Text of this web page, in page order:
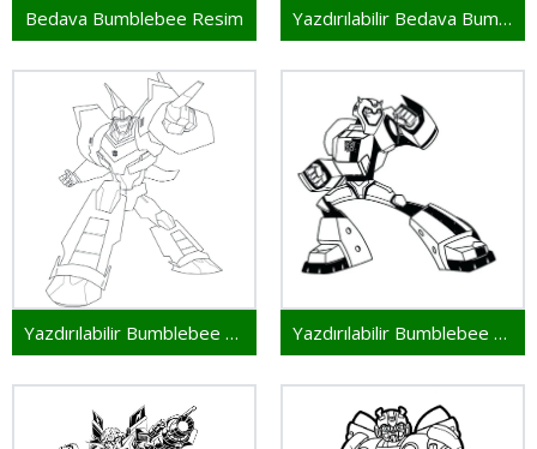
Bedava Bumblebee Resim Yazdırılabilir Bedava Bumblebee
Yazdırılabilir Bumblebee Bedava Yazdırılabilir Bumblebee Resim